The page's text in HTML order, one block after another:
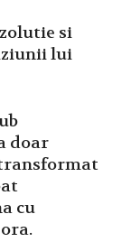
si
lui
doar
transformat
cu